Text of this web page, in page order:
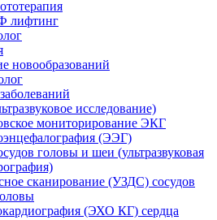
лифтинг
новообразований
исследование)
мониторирование ЭКГ
(ЭЭГ)
головы и шеи (ультразвуковая
сканирование (УЗДС) сосудов
(ЭХО КГ) сердца